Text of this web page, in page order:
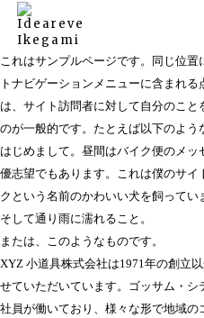
これはサンプルページです。同じ位
トナビゲーションメニューに含まれ
は、サイト訪問者に対して自分のこ
のが一般的です。たとえば以下のよう
はじめまして。昼間はバイク便のメ
優志望でもあります。これは僕のサ
クという名前のかわいい犬を飼ってい
そして通り雨に濡れること。
または、このようなものです。
XYZ 小道具株式会社は1971年の創立
せていただいています。ゴッサム・
社員が働いており、様々な形で地域の